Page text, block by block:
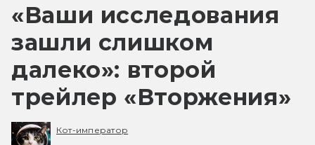
«Ваши исследования
зашли слишком
далеко»: второй
трейлер «Вторжения»
Кот-император